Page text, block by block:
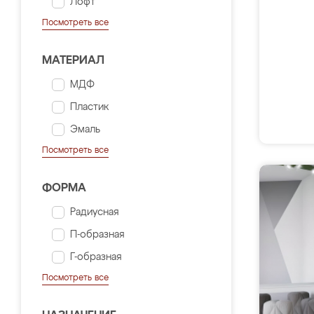
Лофт
Посмотреть все
МАТЕРИАЛ
МДФ
Пластик
Эмаль
Посмотреть все
ФОРМА
Радиусная
П-образная
Г-образная
Посмотреть все